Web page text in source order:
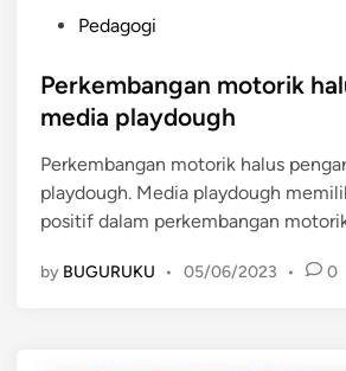
s
t
d
i
n
Pedagogi
Perkembangan motorik
media playdough
Perkembangan motorik halus
playdough. Media playdough
positif dalam perkembangan
by BUGURUKU • 05/06/2023 • 0